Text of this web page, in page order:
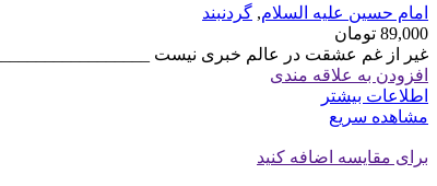
امام حسین علیه السلام, گردنبند
89,000 تومان
غیر از غم عشقت در عالم خبری نیست
افزودن به علاقه مندی
اطلاعات بیشتر
مشاهده سریع
برای مقایسه اضافه کنید